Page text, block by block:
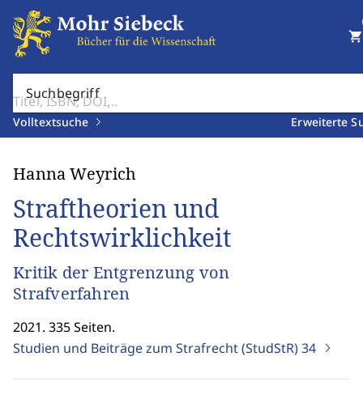
Suchbegriff
Volltextsuche Erweiterte
shopping_cart
Hanna Weyrich
Straftheorien und
Rechtswirklichkeit
Kritik der Entgrenzung von
Strafverfahren
2021. 335 Seiten.
Studien und Beiträge zum Strafrecht (StudStR)34